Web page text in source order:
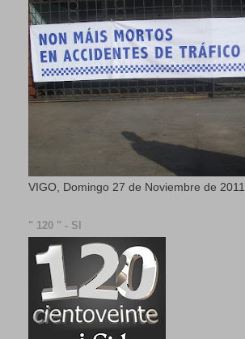
VIGO, Domingo 27 de Noviembre de 2011
" 120 " - SI